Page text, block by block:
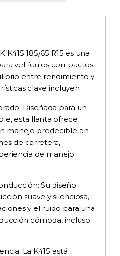
K415 185/65 R15 es una
vehículos compactos
entre rendimiento y
clave incluyen:
Diseñada para un
esta llanta ofrece
manejo predecible en
de carretera,
de manejo
Su diseño
suave y silenciosa,
y el ruido para una
cómoda, incluso
La K415 está